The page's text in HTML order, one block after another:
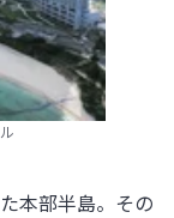
本部半島。その